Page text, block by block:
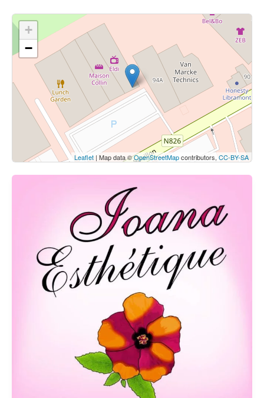
Cliquez sur le bouton pour afficher la carte.
Voir la carte
+
−
Leaflet | Map data ©OpenStreetMapcontributors, CC-BY-SA